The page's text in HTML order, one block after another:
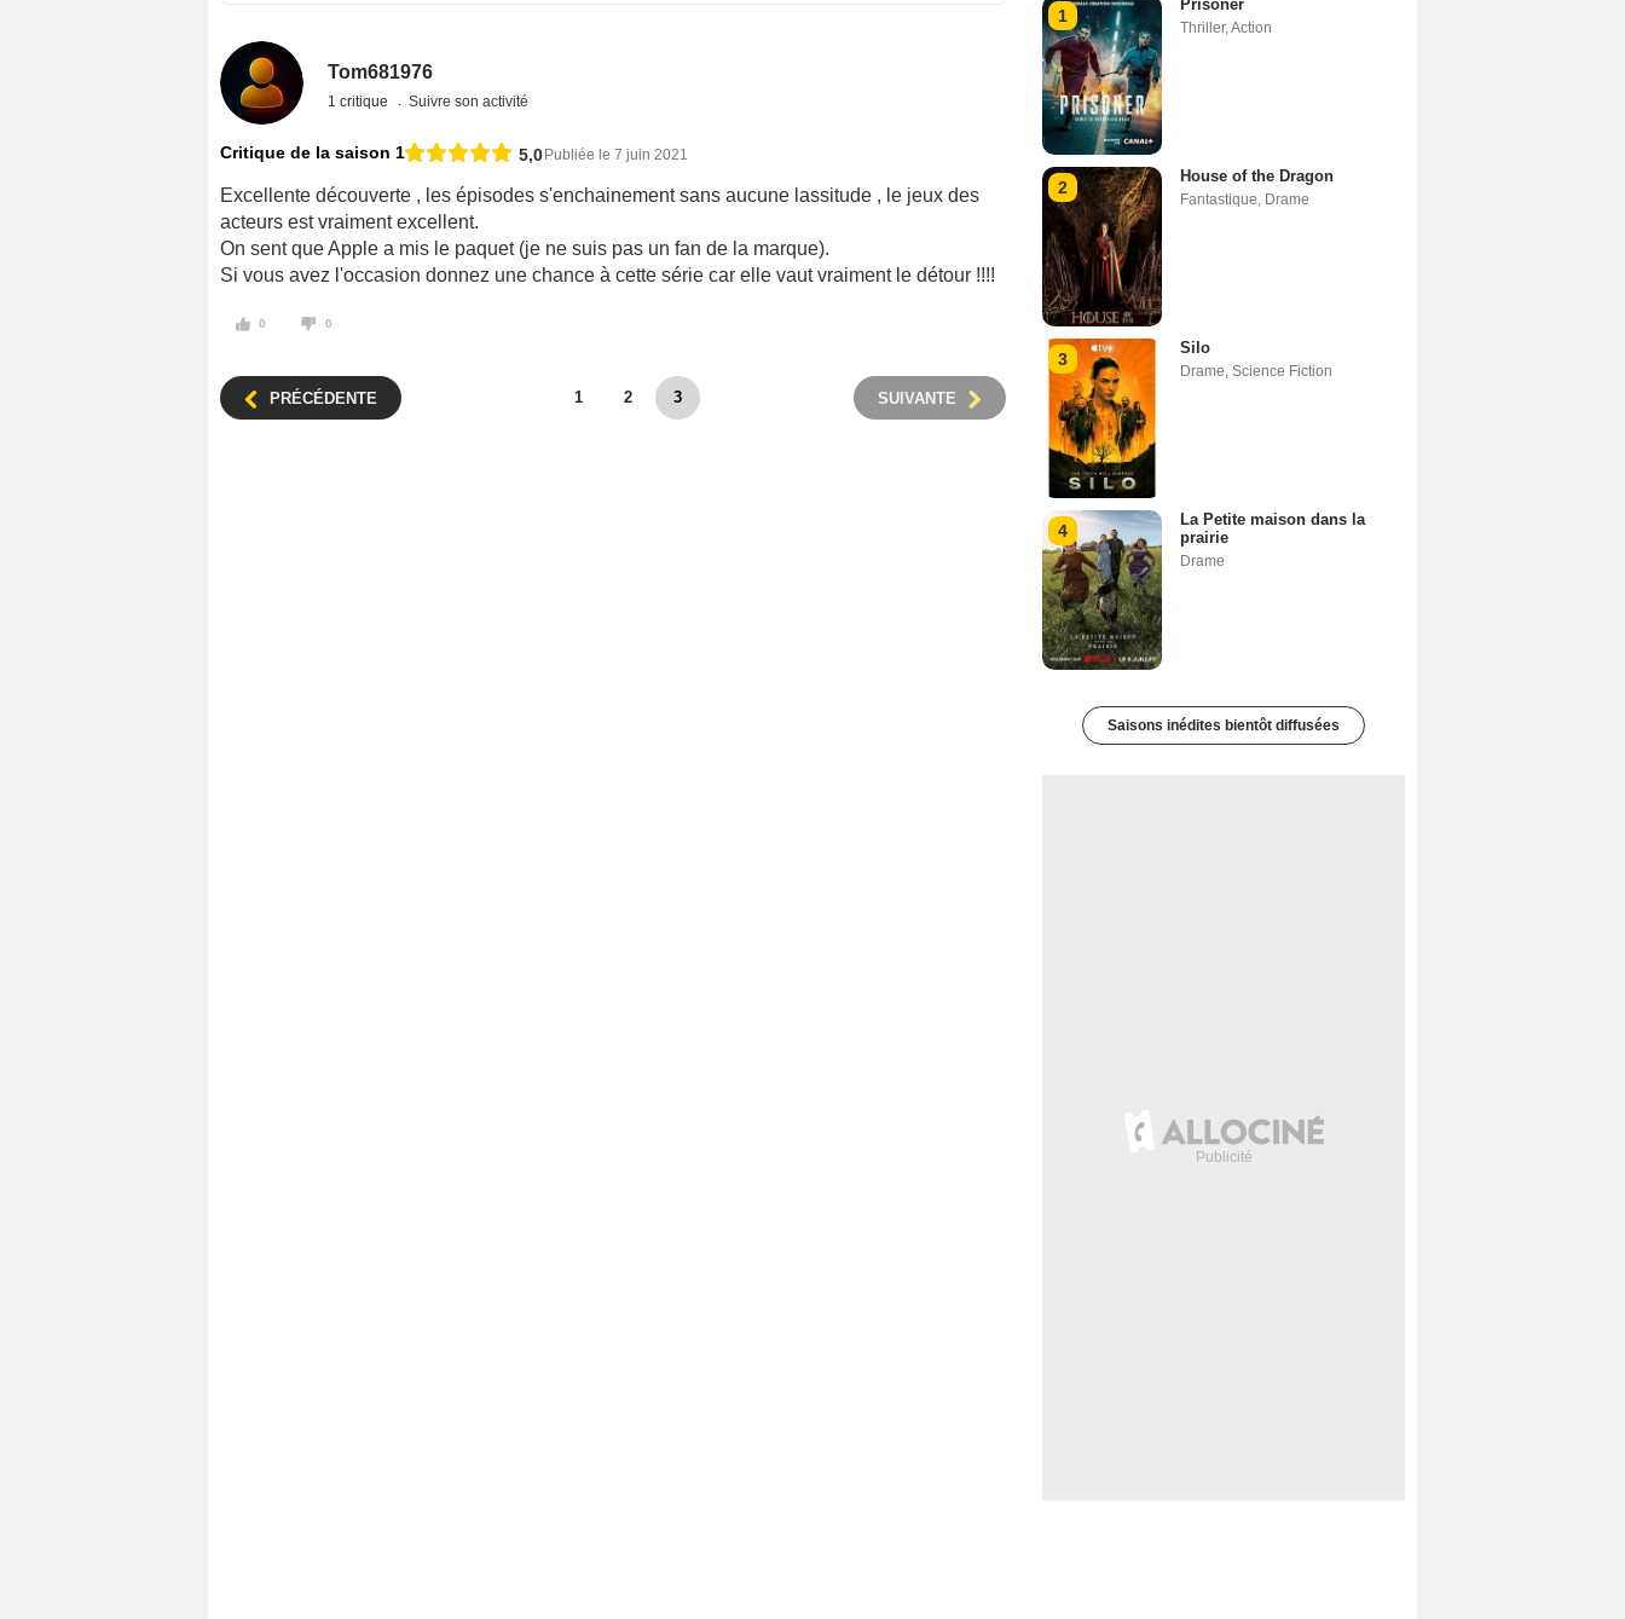
Tom681976
1 critique Suivre son activité
Critique de la saison 1 5,0 Publiée le 7 juin 2021
Excellente découverte , les épisodes s'enchainement sans aucune lassitude , le jeux des
acteurs est vraiment excellent.
On sent que Apple a mis le paquet (je ne suis pas un fan de la marque).
Si vous avez l'occasion donnez une chance à cette série car elle vaut vraiment le détour !!!!
0 0
PRÉCÉDENTE SUIVANTE
1 2 3
1
Prisoner
Thriller,Action
2
House of the Dragon
Fantastique, Drame
3
Silo
Drame, Science Fiction
4
La Petite maison dans la
prairie
Drame
Saisons inédites bientôt diffusées